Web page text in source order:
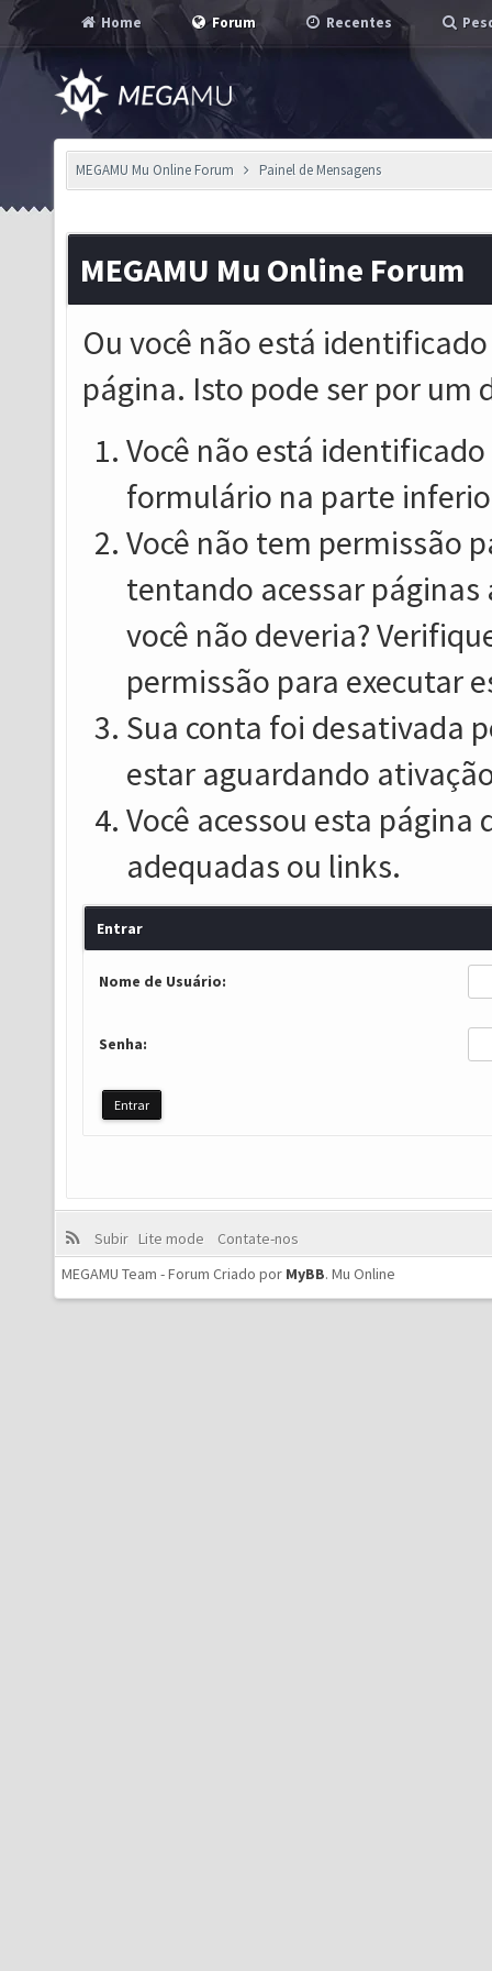
Home Forum Recentes
MEGAMU Mu Online Forum Painel de Mensagens
MEGAMU Mu Online Forum
Ou você não está
página. Isto pode ser por um
Você não está
formulário na parte
Você não tem permissão
tentando acessar
você não deveria?
permissão para executar
Sua conta foi desativada
estar aguardando
Você acessou esta
adequadas ou links.
Entrar
Nome de Usuário:
Senha:
Subir Lite mode
Contate-nos
MEGAMU Team - Forum Criado por MyBB. Mu Online